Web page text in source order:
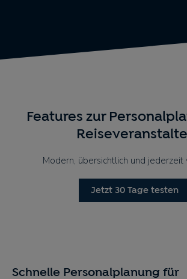
Features zur
Modern, übersichtlich und jederzeit
Jetzt 30 Tage testen
Schnelle Personalplanung für